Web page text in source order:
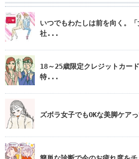
いつでもわたしは前を向く。
社...
18～25歳限定クレジットカー
特...
ズボラ女子でもOKな美脚ケアっ